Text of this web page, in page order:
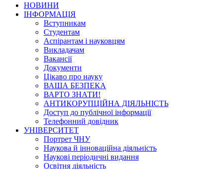
НОВИНИ
ІНФОРМАЦІЯ
Вступникам
Студентам
Аспірантам і науковцям
Викладачам
Вакансії
Документи
Цікаво про науку
ВАША БЕЗПЕКА
ВАРТО ЗНАТИ!
АНТИКОРУПЦІЙНА ДІЯЛЬНІСТЬ
Доступ до публічної інформації
Телефонний довідник
УНІВЕРСИТЕТ
Портрет ЧНУ
Наукова й інноваційна діяльність
Наукові періодичні видання
Освітня діяльність